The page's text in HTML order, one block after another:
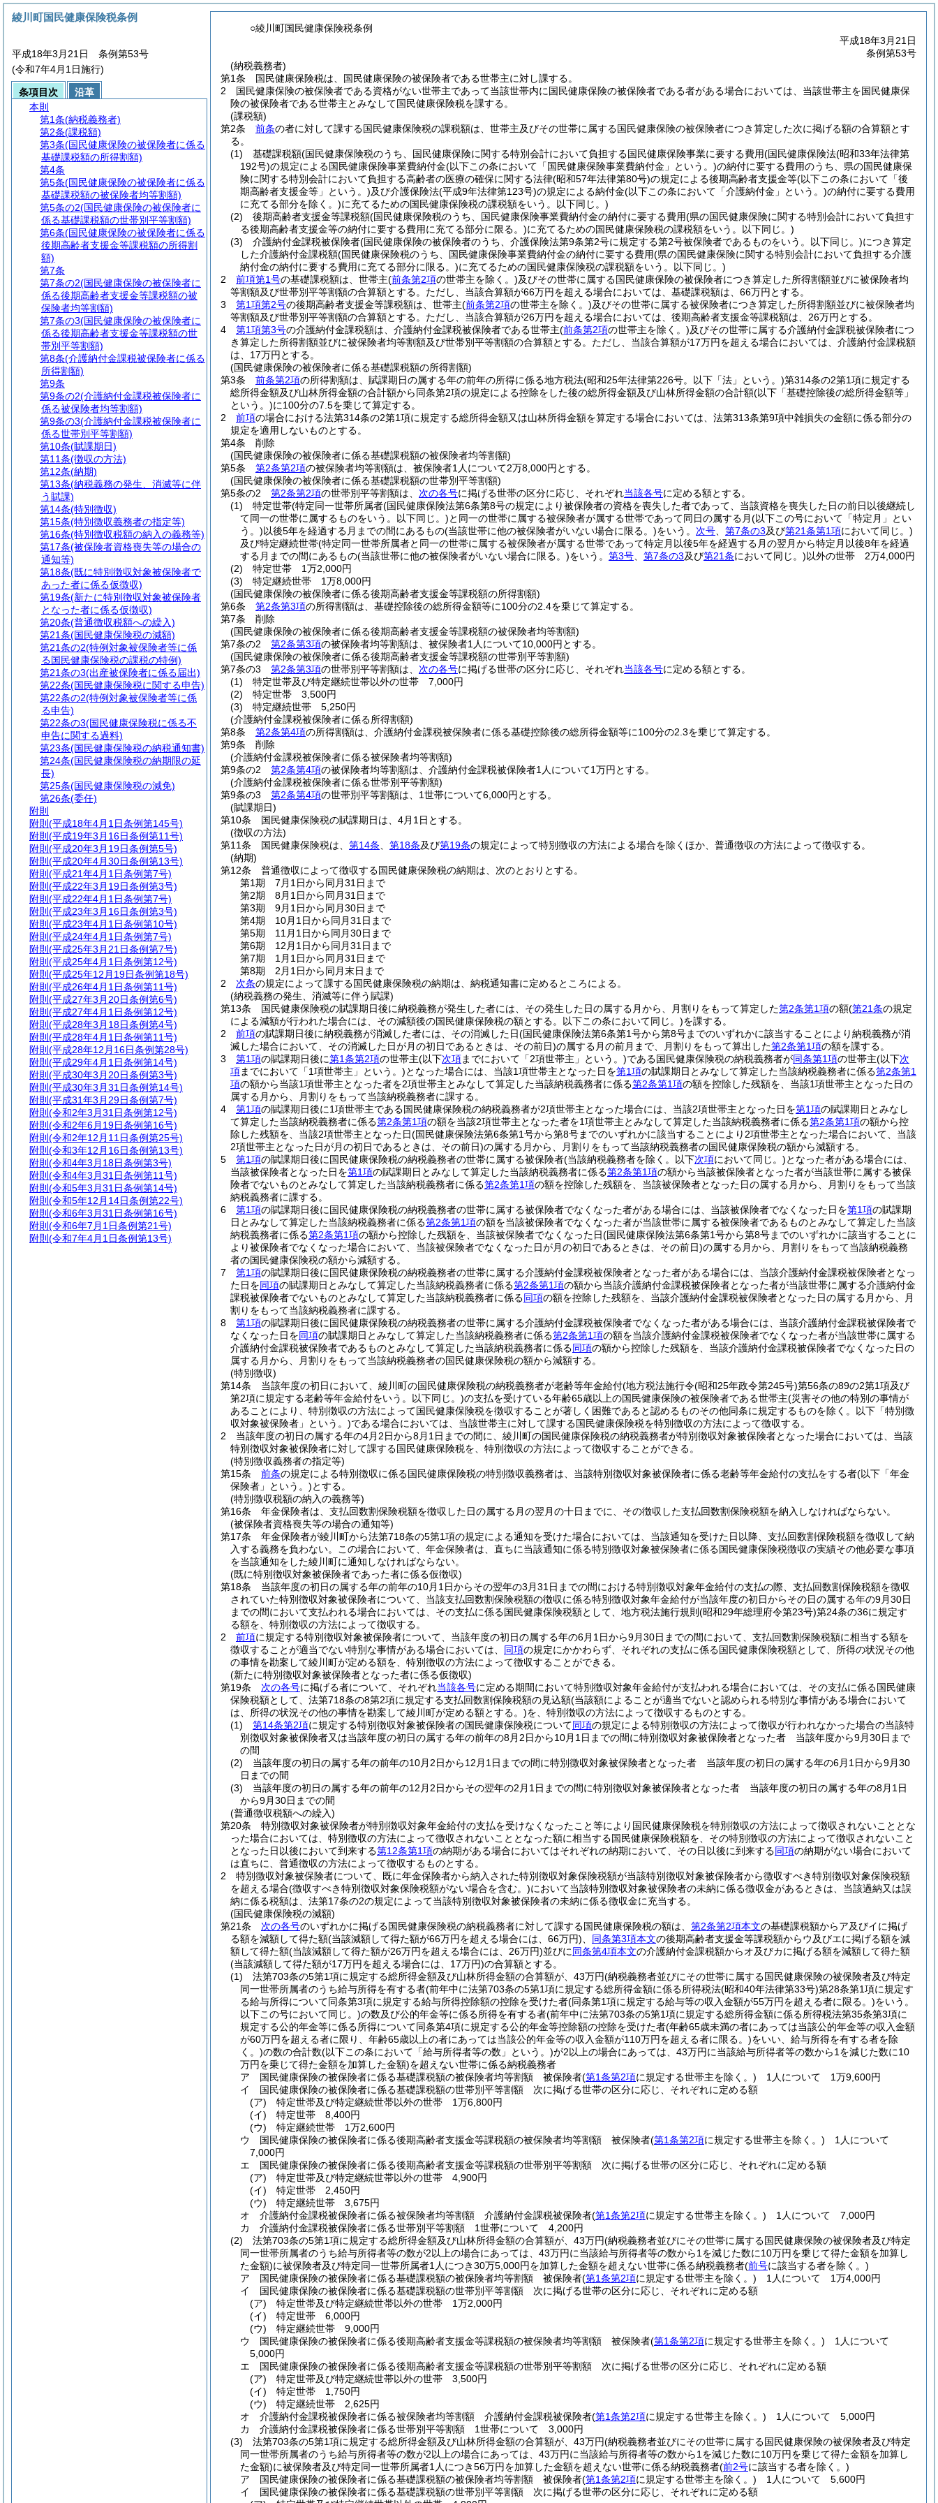
○綾川町国民健康保険税条例
平成18年3月21日
条例第53号
(納税義務者)
第1条
国民健康保険税は、国民健康保険の被保険者である世帯主に対し課する。
2
国民健康保険の被保険者である資格がない世帯主であって当該世帯内に国民健康保険の被保険者である者がある場合においては、当該世帯主を国民健康保
険の被保険者である世帯主とみなして国民健康保険税を課する。
(課税額)
第2条
前条の者に対して課する国民健康保険税の課税額は、世帯主及びその世帯に属する国民健康保険の被保険者につき算定した次に掲げる額の合算額とす
る。
(1)
基礎課税額(国民健康保険税のうち、国民健康保険に関する特別会計において負担する国民健康保険事業に要する費用(国民健康保険法(昭和33年法律第
192号)の規定による国民健康保険事業費納付金(以下この条において「国民健康保険事業費納付金」という。)の納付に要する費用のうち、県の国民健康保
険に関する特別会計において負担する高齢者の医療の確保に関する法律(昭和57年法律第80号)の規定による後期高齢者支援金等(以下この条において「後
期高齢者支援金等」という。)及び介護保険法(平成9年法律第123号)の規定による納付金(以下この条において「介護納付金」という。)の納付に要する費用
に充てる部分を除く。)に充てるための国民健康保険税の課税額をいう。以下同じ。)
(2)
後期高齢者支援金等課税額(国民健康保険税のうち、国民健康保険事業費納付金の納付に要する費用(県の国民健康保険に関する特別会計において負担す
る後期高齢者支援金等の納付に要する費用に充てる部分に限る。)に充てるための国民健康保険税の課税額をいう。以下同じ。)
(3)
介護納付金課税被保険者(国民健康保険の被保険者のうち、介護保険法第9条第2号に規定する第2号被保険者であるものをいう。以下同じ。)につき算定
した介護納付金課税額(国民健康保険税のうち、国民健康保険事業費納付金の納付に要する費用(県の国民健康保険に関する特別会計において負担する介護
納付金の納付に要する費用に充てる部分に限る。)に充てるための国民健康保険税の課税額をいう。以下同じ。)
2
前項第1号の基礎課税額は、世帯主(前条第2項の世帯主を除く。)及びその世帯に属する国民健康保険の被保険者につき算定した所得割額並びに被保険者均
等割額及び世帯別平等割額の合算額とする。 ただし、当該合算額が66万円を超える場合においては、基礎課税額は、66万円とする。
3
第1項第2号の後期高齢者支援金等課税額は、世帯主(前条第2項の世帯主を除く。)及びその世帯に属する被保険者につき算定した所得割額並びに被保険者均
等割額及び世帯別平等割額の合算額とする。 ただし、当該合算額が26万円を超える場合においては、後期高齢者支援金等課税額は、26万円とする。
4
第1項第3号の介護納付金課税額は、介護納付金課税被保険者である世帯主(前条第2項の世帯主を除く。)及びその世帯に属する介護納付金課税被保険者につ
き算定した所得割額並びに被保険者均等割額及び世帯別平等割額の合算額とする。 ただし、当該合算額が17万円を超える場合においては、介護納付金課税額
は、17万円とする。
(国民健康保険の被保険者に係る基礎課税額の所得割額)
第3条
前条第2項の所得割額は、賦課期日の属する年の前年の所得に係る地方税法(昭和25年法律第226号。以下「法」という。)第314条の2第1項に規定する
総所得金額及び山林所得金額の合計額から同条第2項の規定による控除をした後の総所得金額及び山林所得金額の合計額(以下「基礎控除後の総所得金額等」
という。)に100分の7.5を乗じて算定する。
2
前項の場合における法第314条の2第1項に規定する総所得金額又は山林所得金額を算定する場合においては、法第313条第9項中雑損失の金額に係る部分の
規定を適用しないものとする。
第4条
削除
(国民健康保険の被保険者に係る基礎課税額の被保険者均等割額)
第5条
第2条第2項の被保険者均等割額は、被保険者1人について2万8,000円とする。
(国民健康保険の被保険者に係る基礎課税額の世帯別平等割額)
第5条の2
第2条第2項の世帯別平等割額は、 次の各号に掲げる世帯の区分に応じ、それぞれ当該各号に定める額とする。
(1)
特定世帯(特定同一世帯所属者(国民健康保険法第6条第8号の規定により被保険者の資格を喪失した者であって、当該資格を喪失した日の前日以後継続し
て同一の世帯に属するものをいう。以下同じ。)と同一の世帯に属する被保険者が属する世帯であって同日の属する月(以下この号において「特定月」とい
う。)以後5年を経過する月までの間にあるもの(当該世帯に他の被保険者がいない場合に限る。)をいう。 次号 第7条の3及び第21条第1項において同じ。)
及び特定継続世帯(特定同一世帯所属者と同一の世帯に属する被保険者が属する世帯であって特定月以後5年を経過する月の翌月から特定月以後8年を経過
する月までの間にあるもの(当該世帯に他の被保険者がいない場合に限る。)をいう。 第3号 第7条の3及び第21条において同じ。)以外の世帯 2万4,000円
(2)
特定世帯 1万2,000円
(3)
特定継続世帯 1万8,000円
(国民健康保険の被保険者に係る後期高齢者支援金等課税額の所得割額)
第6条
第2条第3項の所得割額は、基礎控除後の総所得金額等に100分の2.4を乗じて算定する。
第7条
削除
(国民健康保険の被保険者に係る後期高齢者支援金等課税額の被保険者均等割額)
第7条の2
第2条第3項の被保険者均等割額は、被保険者1人について10,000円とする。
(国民健康保険の被保険者に係る後期高齢者支援金等課税額の世帯別平等割額)
第7条の3
第2条第3項の世帯別平等割額は、 次の各号に掲げる世帯の区分に応じ、それぞれ当該各号に定める額とする。
(1)
特定世帯及び特定継続世帯以外の世帯 7,000円
(2)
特定世帯 3,500円
(3)
特定継続世帯 5,250円
(介護納付金課税被保険者に係る所得割額)
第8条
第2条第4項の所得割額は、介護納付金課税被保険者に係る基礎控除後の総所得金額等に100分の2.3を乗じて算定する。
第9条
削除
(介護納付金課税被保険者に係る被保険者均等割額)
第9条の2
第2条第4項の被保険者均等割額は、介護納付金課税被保険者1人について1万円とする。
(介護納付金課税被保険者に係る世帯別平等割額)
第9条の3
第2条第4項の世帯別平等割額は、1世帯について6,000円とする。
(賦課期日)
第10条
国民健康保険税の賦課期日は、4月1日とする。
(徴収の方法)
第11条
国民健康保険税は、 第14条 第18条及び第19条の規定によって特別徴収の方法による場合を除くほか、普通徴収の方法によって徴収する。
(納期)
第12条
普通徴収によって徴収する国民健康保険税の納期は、次のとおりとする。
第1期 7月1日から同月31日まで
第2期 8月1日から同月31日まで
第3期 9月1日から同月30日まで
第4期 10月1日から同月31日まで
第5期 11月1日から同月30日まで
第6期 12月1日から同月31日まで
第7期 1月1日から同月31日まで
第8期 2月1日から同月末日まで
2
次条の規定によって課する国民健康保険税の納期は、納税通知書に定めるところによる。
(納税義務の発生、消滅等に伴う賦課)
第13条
国民健康保険税の賦課期日後に納税義務が発生した者には、その発生した日の属する月から、月割りをもって算定した第2条第1項の額(第21条の規定
による減額が行われた場合には、その減額後の国民健康保険税の額とする。以下この条において同じ。)を課する。
2
前項の賦課期日後に納税義務が消滅した者には、その消滅した日(国民健康保険法第6条第1号から第8号までのいずれかに該当することにより納税義務が消
滅した場合において、その消滅した日が月の初日であるときは、その前日)の属する月の前月まで、月割りをもって算出した第2条第1項の額を課する。
3
第1項の賦課期日後に第1条第2項の世帯主(以下次項までにおいて「2項世帯主」という。)である国民健康保険税の納税義務者が同条第1項の世帯主(以下次
項までにおいて「1項世帯主」という。)となった場合には、当該1項世帯主となった日を第1項の賦課期日とみなして算定した当該納税義務者に係る第2条第1
項の額から当該1項世帯主となった者を2項世帯主とみなして算定した当該納税義務者に係る第2条第1項の額を控除した残額を、当該1項世帯主となった日の
属する月から、月割りをもって当該納税義務者に課する。
4
第1項の賦課期日後に1項世帯主である国民健康保険税の納税義務者が2項世帯主となった場合には、当該2項世帯主となった日を第1項の賦課期日とみなし
て算定した当該納税義務者に係る第2条第1項の額を当該2項世帯主となった者を1項世帯主とみなして算定した当該納税義務者に係る第2条第1項の額から控
除した残額を、当該2項世帯主となった日(国民健康保険法第6条第1号から第8号までのいずれかに該当することにより2項世帯主となった場合において、当該
2項世帯主となった日が月の初日であるときは、その前日)の属する月から、月割りをもって当該納税義務者の国民健康保険税の額から減額する。
5
第1項の賦課期日後に国民健康保険税の納税義務者の世帯に属する被保険者(当該納税義務者を除く。以下次項において同じ。)となった者がある場合には、
当該被保険者となった日を第1項の賦課期日とみなして算定した当該納税義務者に係る第2条第1項の額から当該被保険者となった者が当該世帯に属する被保
険者でないものとみなして算定した当該納税義務者に係る第2条第1項の額を控除した残額を、当該被保険者となった日の属する月から、月割りをもって当該
納税義務者に課する。
6
第1項の賦課期日後に国民健康保険税の納税義務者の世帯に属する被保険者でなくなった者がある場合には、当該被保険者でなくなった日を第1項の賦課期
日とみなして算定した当該納税義務者に係る第2条第1項の額を当該被保険者でなくなった者が当該世帯に属する被保険者であるものとみなして算定した当該
納税義務者に係る第2条第1項の額から控除した残額を、当該被保険者でなくなった日(国民健康保険法第6条第1号から第8号までのいずれかに該当することに
より被保険者でなくなった場合において、当該被保険者でなくなった日が月の初日であるときは、その前日)の属する月から、月割りをもって当該納税義務
者の国民健康保険税の額から減額する。
7
第1項の賦課期日後に国民健康保険税の納税義務者の世帯に属する介護納付金課税被保険者となった者がある場合には、当該介護納付金課税被保険者となっ
た日を同項の賦課期日とみなして算定した当該納税義務者に係る第2条第1項の額から当該介護納付金課税被保険者となった者が当該世帯に属する介護納付金
課税被保険者でないものとみなして算定した当該納税義務者に係る同項の額を控除した残額を、当該介護納付金課税被保険者となった日の属する月から、月
割りをもって当該納税義務者に課する。
8
第1項の賦課期日後に国民健康保険税の納税義務者の世帯に属する介護納付金課税被保険者でなくなった者がある場合には、当該介護納付金課税被保険者で
なくなった日を同項の賦課期日とみなして算定した当該納税義務者に係る第2条第1項の額を当該介護納付金課税被保険者でなくなった者が当該世帯に属する
介護納付金課税被保険者であるものとみなして算定した当該納税義務者に係る同項の額から控除した残額を、当該介護納付金課税被保険者でなくなった日の
属する月から、月割りをもって当該納税義務者の国民健康保険税の額から減額する。
(特別徴収)
第14条
当該年度の初日において、綾川町の国民健康保険税の納税義務者が老齢等年金給付(地方税法施行令(昭和25年政令第245号)第56条の89の2第1項及び
第2項に規定する老齢等年金給付をいう。以下同じ。)の支払を受けている年齢65歳以上の国民健康保険の被保険者である世帯主(災害その他の特別の事情が
あることにより、特別徴収の方法によって国民健康保険税を徴収することが著しく困難であると認めるものその他同条に規定するものを除く。以下「特別徴
収対象被保険者」という。)である場合においては、当該世帯主に対して課する国民健康保険税を特別徴収の方法によって徴収する。
2
当該年度の初日の属する年の4月2日から8月1日までの間に、綾川町の国民健康保険税の納税義務者が特別徴収対象被保険者となった場合においては、当該
特別徴収対象被保険者に対して課する国民健康保険税を、特別徴収の方法によって徴収することができる。
(特別徴収義務者の指定等)
第15条
前条の規定による特別徴収に係る国民健康保険税の特別徴収義務者は、当該特別徴収対象被保険者に係る老齢等年金給付の支払をする者(以下「年金
保険者」という。)とする。
(特別徴収税額の納入の義務等)
第16条
年金保険者は、支払回数割保険税額を徴収した日の属する月の翌月の十日までに、その徴収した支払回数割保険税額を納入しなければならない。
(被保険者資格喪失等の場合の通知等)
第17条
年金保険者が綾川町から法第718条の5第1項の規定による通知を受けた場合においては、当該通知を受けた日以降、支払回数割保険税額を徴収して納
入する義務を負わない。
この場合において、年金保険者は、直ちに当該通知に係る特別徴収対象被保険者に係る国民健康保険税徴収の実績その他必要な事項
を当該通知をした綾川町に通知しなければならない。
(既に特別徴収対象被保険者であった者に係る仮徴収)
第18条
当該年度の初日の属する年の前年の10月1日からその翌年の3月31日までの間における特別徴収対象年金給付の支払の際、支払回数割保険税額を徴収
されていた特別徴収対象被保険者について、当該支払回数割保険税額の徴収に係る特別徴収対象年金給付が当該年度の初日からその日の属する年の9月30日
までの間において支払われる場合においては、その支払に係る国民健康保険税額として、地方税法施行規則 (昭和29年総理府令第23号)第24条の36に規定す
る額を、特別徴収の方法によって徴収する。
2
前項に規定する特別徴収対象被保険者について、当該年度の初日の属する年の6月1日から9月30日までの間において、支払回数割保険税額に相当する額を
徴収することが適当でない特別な事情がある場合においては、 同項の規定にかかわらず、それぞれの支払に係る国民健康保険税額として、所得の状況その他
の事情を勘案して綾川町が定める額を、特別徴収の方法によって徴収することができる。
(新たに特別徴収対象被保険者となった者に係る仮徴収)
第19条
次の各号に掲げる者について、それぞれ当該各号に定める期間において特別徴収対象年金給付が支払われる場合においては、その支払に係る国民健康
保険税額として、法第718条の8第2項に規定する支払回数割保険税額の見込額(当該額によることが適当でないと認められる特別な事情がある場合において
は、所得の状況その他の事情を勘案して綾川町が定める額とする。)を、特別徴収の方法によって徴収するものとする。
(1)
第14条第2項に規定する特別徴収対象被保険者の国民健康保険税について同項の規定による特別徴収の方法によって徴収が行われなかった場合の当該特
別徴収対象被保険者又は当該年度の初日の属する年の前年の8月2日から10月1日までの間に特別徴収対象被保険者となった者 当該年度から9月30日まで
の間
(2)
当該年度の初日の属する年の前年の10月2日から12月1日までの間に特別徴収対象被保険者となった者 当該年度の初日の属する年の6月1日から9月30
日までの間
(3)
当該年度の初日の属する年の前年の12月2日からその翌年の2月1日までの間に特別徴収対象被保険者となった者 当該年度の初日の属する年の8月1日
から9月30日までの間
(普通徴収税額への繰入)
第20条
特別徴収対象被保険者が特別徴収対象年金給付の支払を受けなくなったこと等により国民健康保険税を特別徴収の方法によって徴収されないこととな
った場合においては、特別徴収の方法によって徴収されないこととなった額に相当する国民健康保険税額を、その特別徴収の方法によって徴収されないこと
となった日以後において到来する第12条第1項の納期がある場合においてはそれぞれの納期において、その日以後に到来する同項の納期がない場合において
は直ちに、普通徴収の方法によって徴収するものとする。
2
特別徴収対象被保険者について、既に年金保険者から納入された特別徴収対象保険税額が当該特別徴収対象被保険者から徴収すべき特別徴収対象保険税額
を超える場合(徴収すべき特別徴収対象保険税額がない場合を含む。)において当該特別徴収対象被保険者の未納に係る徴収金があるときは、当該過納又は誤
納に係る税額は、法第17条の2の規定によって当該特別徴収対象被保険者の未納に係る徴収金に充当する。
(国民健康保険税の減額)
第21条
次の各号のいずれかに掲げる国民健康保険税の納税義務者に対して課する国民健康保険税の額は、 第2条第2項本文の基礎課税額からア及びイに掲げ
る額を減額して得た額(当該減額して得た額が66万円を超える場合には、66万円) 同条第3項本文の後期高齢者支援金等課税額からウ及びエに掲げる額を減
額して得た額(当該減額して得た額が26万円を超える場合には、26万円)並びに同条第4項本文の介護納付金課税額からオ及びカに掲げる額を減額して得た額
(当該減額して得た額が17万円を超える場合には、17万円)の合算額とする。
(1)
法第703条の5第1項に規定する総所得金額及び山林所得金額の合算額が、43万円(納税義務者並びにその世帯に属する国民健康保険の被保険者及び特定
同一世帯所属者のうち給与所得を有する者(前年中に法第703条の5第1項に規定する総所得金額に係る所得税法(昭和40年法律第33号)第28条第1項に規定す
る給与所得について同条第3項に規定する給与所得控除額の控除を受けた者(同条第1項に規定する給与等の収入金額が55万円を超える者に限る。)をいう。
以下この号において同じ。)の数及び公的年金等に係る所得を有する者(前年中に法第703条の5第1項に規定する総所得金額に係る所得税法第35条第3項に
規定する公的年金等に係る所得について同条第4項に規定する公的年金等控除額の控除を受けた者(年齢65歳未満の者にあっては当該公的年金等の収入金額
が60万円を超える者に限り、年齢65歳以上の者にあっては当該公的年金等の収入金額が110万円を超える者に限る。)をいい、給与所得を有する者を除
く。)の数の合計数(以下この条において「給与所得者等の数」という。)が2以上の場合にあっては、43万円に当該給与所得者等の数から1を減じた数に10
万円を乗じて得た金額を加算した金額)を超えない世帯に係る納税義務者
ア
国民健康保険の被保険者に係る基礎課税額の被保険者均等割額 被保険者(第1条第2項に規定する世帯主を除く。) 1人について 1万9,600円
イ
国民健康保険の被保険者に係る基礎課税額の世帯別平等割額 次に掲げる世帯の区分に応じ、それぞれに定める額
(ア)
特定世帯及び特定継続世帯以外の世帯 1万6,800円
(イ)
特定世帯 8,400円
(ウ)
特定継続世帯 1万2,600円
ウ
国民健康保険の被保険者に係る後期高齢者支援金等課税額の被保険者均等割額 被保険者(第1条第2項に規定する世帯主を除く。) 1人について
7,000円
エ
国民健康保険の被保険者に係る後期高齢者支援金等課税額の世帯別平等割額 次に掲げる世帯の区分に応じ、それぞれに定める額
(ア)
特定世帯及び特定継続世帯以外の世帯 4,900円
(イ)
特定世帯 2,450円
(ウ)
特定継続世帯 3,675円
オ
介護納付金課税被保険者に係る被保険者均等割額 介護納付金課税被保険者(第1条第2項に規定する世帯主を除く。) 1人について 7,000円
カ
介護納付金課税被保険者に係る世帯別平等割額 1世帯について 4,200円
(2)
法第703条の5第1項に規定する総所得金額及び山林所得金額の合算額が、43万円(納税義務者並びにその世帯に属する国民健康保険の被保険者及び特定
同一世帯所属者のうち給与所得者等の数が2以上の場合にあっては、43万円に当該給与所得者等の数から1を減じた数に10万円を乗じて得た金額を加算し
た金額)に被保険者及び特定同一世帯所属者1人につき30万5,000円を加算した金額を超えない世帯に係る納税義務者(前号に該当する者を除く。)
ア
国民健康保険の被保険者に係る基礎課税額の被保険者均等割額 被保険者(第1条第2項に規定する世帯主を除く。) 1人について 1万4,000円
イ
国民健康保険の被保険者に係る基礎課税額の世帯別平等割額 次に掲げる世帯の区分に応じ、それぞれに定める額
(ア)
特定世帯及び特定継続世帯以外の世帯 1万2,000円
(イ)
特定世帯 6,000円
(ウ)
特定継続世帯 9,000円
ウ
国民健康保険の被保険者に係る後期高齢者支援金等課税額の被保険者均等割額 被保険者(第1条第2項に規定する世帯主を除く。) 1人について
5,000円
エ
国民健康保険の被保険者に係る後期高齢者支援金等課税額の世帯別平等割額 次に掲げる世帯の区分に応じ、それぞれに定める額
(ア)
特定世帯及び特定継続世帯以外の世帯 3,500円
(イ)
特定世帯 1,750円
(ウ)
特定継続世帯 2,625円
オ
介護納付金課税被保険者に係る被保険者均等割額 介護納付金課税被保険者(第1条第2項に規定する世帯主を除く。) 1人について 5,000円
カ
介護納付金課税被保険者に係る世帯別平等割額 1世帯について 3,000円
(3)
法第703条の5第1項に規定する総所得金額及び山林所得金額の合算額が、43万円(納税義務者並びにその世帯に属する国民健康保険の被保険者及び特定
同一世帯所属者のうち給与所得者等の数が2以上の場合にあっては、43万円に当該給与所得者等の数から1を減じた数に10万円を乗じて得た金額を加算し
た金額)に被保険者及び特定同一世帯所属者1人につき56万円を加算した金額を超えない世帯に係る納税義務者(前2号に該当する者を除く。)
ア
国民健康保険の被保険者に係る基礎課税額の被保険者均等割額 被保険者(第1条第2項に規定する世帯主を除く。) 1人について 5,600円
イ
国民健康保険の被保険者に係る基礎課税額の世帯別平等割額 次に掲げる世帯の区分に応じ、それぞれに定める額
綾川町国民健康保険税条例
平成18年3月21日 条例第53号
(令和7年4月1日施行)
条項目次
沿革
本則
第1条(納税義務者)
第2条(課税額)
第3条(国民健康保険の被保険者に係る
基礎課税額の所得割額)
第4条
第5条(国民健康保険の被保険者に係る
基礎課税額の被保険者均等割額)
第5条の2(国民健康保険の被保険者に
係る基礎課税額の世帯別平等割額)
第6条(国民健康保険の被保険者に係る
後期高齢者支援金等課税額の所得割
額)
第7条
第7条の2(国民健康保険の被保険者に
係る後期高齢者支援金等課税額の被
保険者均等割額)
第7条の3(国民健康保険の被保険者に
係る後期高齢者支援金等課税額の世
帯別平等割額)
第8条(介護納付金課税被保険者に係る
所得割額)
第9条
第9条の2(介護納付金課税被保険者に
係る被保険者均等割額)
第9条の3(介護納付金課税被保険者に
係る世帯別平等割額)
第10条(賦課期日)
第11条(徴収の方法)
第12条(納期)
第13条(納税義務の発生、消滅等に伴
う賦課)
第14条(特別徴収)
第15条(特別徴収義務者の指定等)
第16条(特別徴収税額の納入の義務等)
第17条(被保険者資格喪失等の場合の
通知等)
第18条(既に特別徴収対象被保険者で
あった者に係る仮徴収)
第19条(新たに特別徴収対象被保険者
となった者に係る仮徴収)
第20条(普通徴収税額への繰入)
第21条(国民健康保険税の減額)
第21条の2(特例対象被保険者等に係
る国民健康保険税の課税の特例)
第21条の3(出産被保険者に係る届出)
第22条(国民健康保険税に関する申告)
第22条の2(特例対象被保険者等に係
る申告)
第22条の3(国民健康保険税に係る不
申告に関する過料)
第23条(国民健康保険税の納税通知書)
第24条(国民健康保険税の納期限の延
長)
第25条(国民健康保険税の減免)
第26条(委任)
附則
附則 (平成18年4月1日条例第145号)
附則 (平成19年3月16日条例第11号)
附則 (平成20年3月19日条例第5号)
附則 (平成20年4月30日条例第13号)
附則 (平成21年4月1日条例第7号)
附則 (平成22年3月19日条例第3号)
附則 (平成22年4月1日条例第7号)
附則 (平成23年3月16日条例第3号)
附則 (平成23年4月1日条例第10号)
附則 (平成24年4月1日条例第7号)
附則 (平成25年3月21日条例第7号)
附則 (平成25年4月1日条例第12号)
附則 (平成25年12月19日条例第18号)
附則 (平成26年4月1日条例第11号)
附則 (平成27年3月20日条例第6号)
附則 (平成27年4月1日条例第12号)
附則 (平成28年3月18日条例第4号)
附則 (平成28年4月1日条例第11号)
附則 (平成28年12月16日条例第28号)
附則 (平成29年4月1日条例第14号)
附則 (平成30年3月20日条例第3号)
附則 (平成30年3月31日条例第14号)
附則 (平成31年3月29日条例第7号)
附則 (令和2年3月31日条例第12号)
附則 (令和2年6月19日条例第16号)
附則 (令和2年12月11日条例第25号)
附則 (令和3年12月16日条例第13号)
附則 (令和4年3月18日条例第3号)
附則 (令和4年3月31日条例第11号)
附則 (令和5年3月31日条例第14号)
附則 (令和5年12月14日条例第22号)
附則 (令和6年3月31日条例第16号)
附則 (令和6年7月1日条例第21号)
附則 (令和7年4月1日条例第13号)